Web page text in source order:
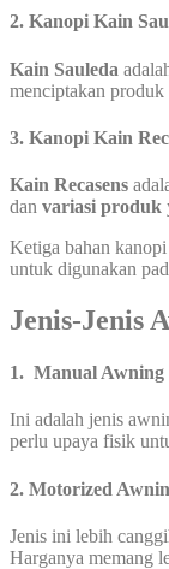
2. Kanopi Kain
Kain Sauleda
menciptakan
3. Kanopi Kain
Kain Recasens
dan variasi produk
Ketiga bahan
untuk digunakan
Jenis-Jenis
1. Manual Awning
Ini adalah jenis
perlu upaya fisik
2. Motorized
Jenis ini lebih
Harganya memang